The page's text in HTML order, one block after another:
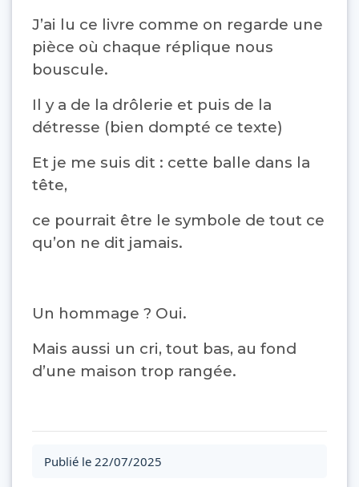
J’ai lu ce livre comme on regarde une
pièce où chaque réplique nous
bouscule.
Il y a de la drôlerie et puis de la
détresse (bien dompté ce texte)
Et je me suis dit : cette balle dans la
tête,
ce pourrait être le symbole de tout ce
qu’on ne dit jamais.
Un hommage ? Oui.
Mais aussi un cri, tout bas, au fond
d’une maison trop rangée.
Publié le 22/07/2025